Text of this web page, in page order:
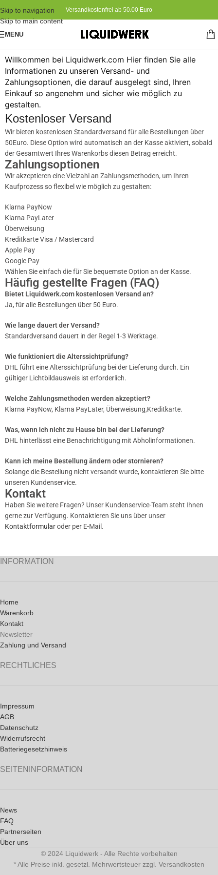
Skip to navigation
Skip to main content
Versandkostenfrei ab 50.00 Euro
MENU
Willkommen bei Liquidwerk.com Hier finden Sie alle
Informationen zu unseren Versand- und
Zahlungsoptionen, die darauf ausgelegt sind, Ihren
Einkauf so angenehm und sicher wie möglich zu
gestalten.
Kostenloser Versand
Wir bieten kostenlosen Standardversand für alle Bestellungen über
50Euro. Diese Option wird automatisch an der Kasse aktiviert, sobald
der Gesamtwert Ihres Warenkorbs diesen Betrag erreicht.
Zahlungsoptionen
Wir akzeptieren eine Vielzahl an Zahlungsmethoden, um Ihren
Kaufprozess so flexibel wie möglich zu gestalten:
Klarna PayNow
Klarna PayLater
Überweisung
Kreditkarte Visa / Mastercard
Apple Pay
Google Pay
Wählen Sie einfach die für Sie bequemste Option an der Kasse.
Häufig gestellte Fragen (FAQ)
Bietet Liquidwerk.com kostenlosen Versand an?
Ja, für alle Bestellungen über 50 Euro.
Wie lange dauert der Versand?
Standardversand dauert in der Regel 1-3 Werktage.
Wie funktioniert die Alterssichtprüfung?
DHL führt eine Alterssichtprüfung bei der Lieferung durch. Ein
gültiger Lichtbildausweis ist erforderlich.
Welche Zahlungsmethoden werden akzeptiert?
Klarna PayNow, Klarna PayLater, Überweisung,Kreditkarte.
Was, wenn ich nicht zu Hause bin bei der Lieferung?
DHL hinterlässt eine Benachrichtigung mit Abholinformationen.
Kann ich meine Bestellung ändern oder stornieren?
Solange die Bestellung nicht versandt wurde, kontaktieren Sie bitte
unseren Kundenservice.
Kontakt
Haben Sie weitere Fragen? Unser Kundenservice-Team steht Ihnen
gerne zur Verfügung. Kontaktieren Sie uns über unser
Kontaktformularoder per E-Mail.
INFORMATION
Home
Warenkorb
Kontakt
Newsletter
Zahlung und Versand
RECHTLICHES
Impressum
AGB
Datenschutz
Widerrufsrecht
Batteriegesetzhinweis
SEITENINFORMATION
News
FAQ
Partnerseiten
Über uns
© 2024 Liquidwerk - Alle Rechte vorbehalten
* Alle Preise inkl. gesetzl. Mehrwertsteuer zzgl. Versandkosten